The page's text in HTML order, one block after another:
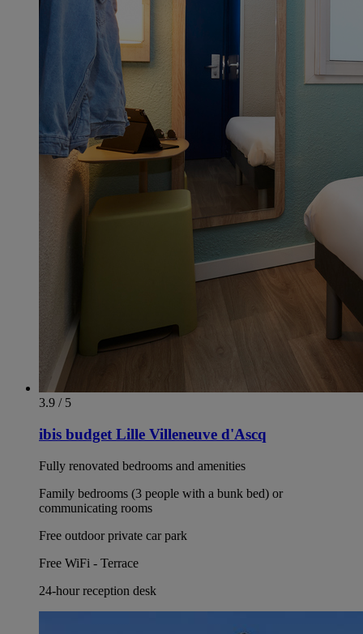
3.9 / 5
ibis budget Lille Villeneuve d'Ascq
Fully renovated bedrooms and amenities
Family bedrooms (3 people with a bunk bed) or
communicating rooms
Free outdoor private car park
Free WiFi - Terrace
24-hour reception desk